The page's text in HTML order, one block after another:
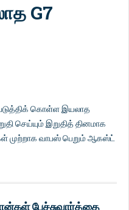
G7
கொள்ள இயலாத
செய்யும் இறுதித் தினமாக
முற்றாக வாபஸ் பெறும் ஆகஸ்ட்
பேச்சுவார்த்தை